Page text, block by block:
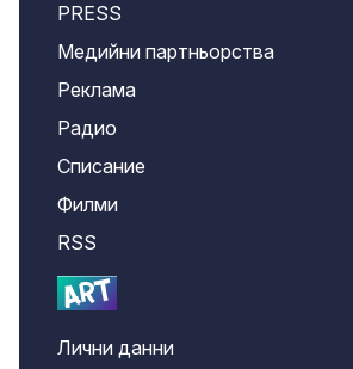
PRESS
Медийни партньорства
Реклама
Радио
Списание
Филми
RSS
Лични данни